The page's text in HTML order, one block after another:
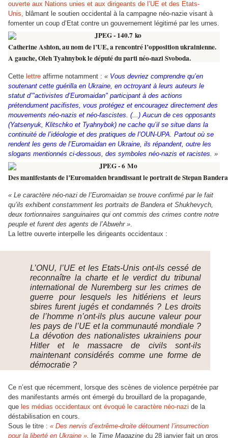
ouverte aux Nations unies et aux dirigeants de l’UE et des Etats-
Unis, blâmant le soutien occidental à la campagne néo-nazie visant à
fomenter un coup d’Etat contre un gouvernement légitimé par les urnes.
Catherine Ashton, au nom de l’UE, a rencontré l’opposition ukrainienne.
A gauche, Oleh Tyahnybok le député du parti néo-nazi Svoboda.
Cette lettre affirme notamment : « Vous devriez comprendre qu’en
soutenant cette guérilla en Ukraine, en octroyant à leurs auteurs le
statut d’"activistes d’Euromaidan" participant à des actions
prétendument pacifistes, vous protégez et encouragez directement des
mouvements néo-nazis et néo-fascistes. (...) Aucun de ces opposants
(Yatsenyuk, Klitschko et Tyahnybok) ne cache qu’il se situe dans la
continuité de l’idéologie et des pratiques de l’OUN-UPA. Partout où se
rendent les gens de l’Euromaidan en Ukraine, ils répandent, outre les
slogans mentionnés ci-dessous, des symboles néo-nazis et racistes . »
Des manifestants de l’Euromaiden brandissant le portrait de Stepan
« Le caractère néo-nazi de l’Euromaidan se trouve confirmé par le fait
qu’ils exhibent constamment les portraits de Bandera et Shukhevych,
deux tortionnaires sanguinaires qui ont commis des crimes contre notre
peuple et furent des agents de l’Abwehr ».
La lettre ouverte interpelle les dirigeants occidentaux :
L’ONU, l’UE et les Etats-Unis ont-ils cessé de
reconnaître la charte et le verdict du tribunal
international de Nuremberg sur les crimes de
guerre pour lesquels les hitlériens et leurs
sbires furent jugés et condamnés ? Les droits
de l’homme n’ont-ils plus aucune valeur pour
les pays de l’UE et la communauté mondiale ?
La dévotion des nationalistes ukrainiens pour
Hitler et le massacre de civils sont-ils
maintenant considérés comme une forme de
démocratie ?
Ce n’est que récemment, lorsque des scènes de violence perpétrée par
des manifestants armés ont émergé du brouillard de la propagande,
que les médias occidentaux ont évoqué le caractère néo-nazi de la
déstabilisation en cours.
Sous le titre : « Des nervis d’extrême-droite détournent l’insurrection
pour la liberté en Ukraine », le Time Magazine du 28 janvier fait un gros